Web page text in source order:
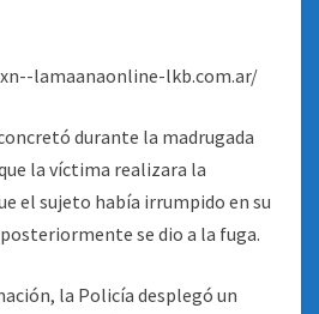
lamaanaonline-lkb.com.ar/
durante la madrugada
la víctima realizara la
el sujeto había irrumpido en su
se dio a la fuga.
la Policía desplegó un